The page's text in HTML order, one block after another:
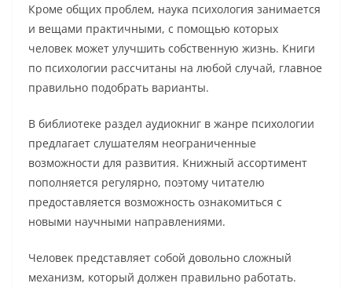
Кроме общих проблем, наука психология занимается
и вещами практичными, с помощью которых
человек может улучшить собственную жизнь. Книги
по психологии рассчитаны на любой случай, главное
правильно подобрать варианты.
В библиотеке раздел аудиокниг в жанре психологии
предлагает слушателям неограниченные
возможности для развития. Книжный ассортимент
пополняется регулярно, поэтому читателю
предоставляется возможность ознакомиться с
новыми научными направлениями.
Человек представляет собой довольно сложный
механизм, который должен правильно работать.